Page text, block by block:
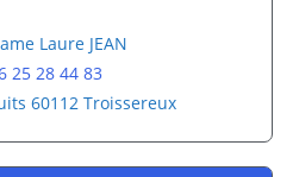
Laure JEAN
25 28 44 83
60112 Troissereux